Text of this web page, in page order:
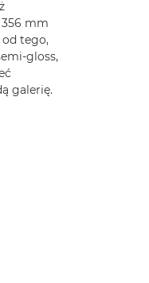
mm
od tego,
gloss,
galerię.